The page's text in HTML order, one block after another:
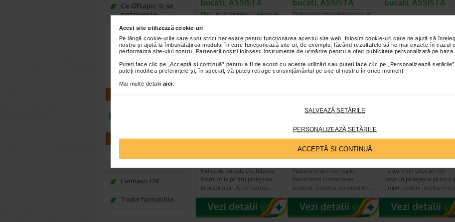
Acest site utilizează cookie-uri
Pe lângă cookie-urile care sunt strict necesare pentru funcționarea acestui site web, folosim cookie-uri care ne ajută să
nostru și ajută la îmbunătățirea modului în care funcționează site-ul, de exemplu, făcând rezultatele să fie mai exacte în cazul
performanța site-ului nostru. Partenerii noștri folosesc instrumente de urmărire pentru a oferi publicitate personalizată pe baza
Puteți face clic pe „Acceptă si continuă” pentru a fi de acord cu aceste utilizări sau puteți face clic pe „Personalizează
puteți modifica preferințele și, în special, vă puteți retrage consimțământul pe site-ul nostru în orice moment.
Mai multe detalii aici
SALVEAZĂ SETĂRILE
PERSONALIZEAZĂ SETĂRILE
ACCEPTĂ SI CONTINUĂ
bucati, ASSISTA
Plasturi din emplastru adeziv pe
imbibata cu solutie rivanol…
bucati, ASSISTA
Plasturi din emplastru adeziv pe
bucati, ASSISTA
Plătești 2, primești 3
Plasturi
pentru basici…
Hidrocoloidul este o substanta
foarte utila pentru protejarea
basicilor aparute din cauza…
Plătești 2, primești 3
Plasturi pentru negi
si veruci plantare, cu
acid salicilic, 16…
Plasturii impotriva negilor
favorizeaza indepartarea
acestora. Datorita aderentei lor…
Plătești 2,
Plasturi
bucati, ASSISTA
Plasturii din latex pentru
bataturi protejeaza piciorul
timpul purtarii
Ce Oftapic ti se
potriveste
din prima clipa
Seturi cadou
Baylis&Harding
FARMACII
Farmacii FIV
Toate farmaciile